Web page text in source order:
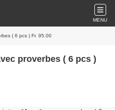
MENU
( 6 pcs ) Fr. 95.00
proverbes ( 6 pcs )